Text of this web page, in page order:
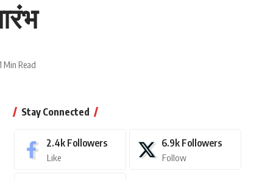
1 Min Read
Stay Connected
2.4k Followers
Like
6.9k Followers
Follow